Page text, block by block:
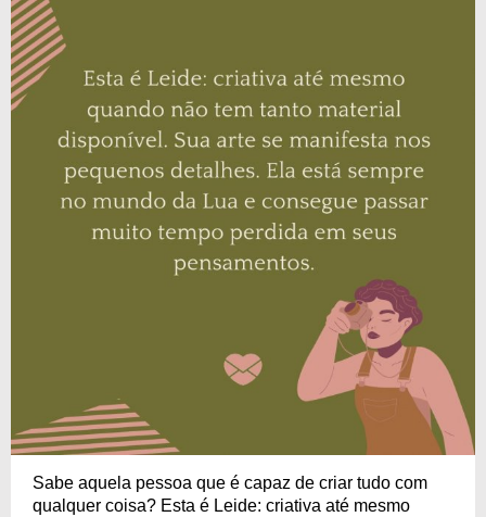
Sabe aquela pessoa que é capaz de criar tudo com
qualquer coisa? Esta é Leide: criativa até mesmo